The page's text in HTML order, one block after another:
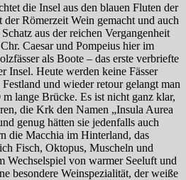
die Insel aus den blauen Fluten der
Römerzeit Wein gemacht und auch
aus der reichen Vergangenheit
Caesar und Pompeius hier im
als Boote – das erste verbriefte
Insel. Heute werden keine Fässer
und wieder retour gelangt man
lange Brücke. Es ist nicht ganz klar,
die Krk den Namen „Insula Aurea
genug hätten sie jedenfalls auch
die Macchia im Hinterland, das
Fisch, Oktopus, Muscheln und
Wechselspiel von warmer Seeluft und
besondere Weinspezialität, der weiße